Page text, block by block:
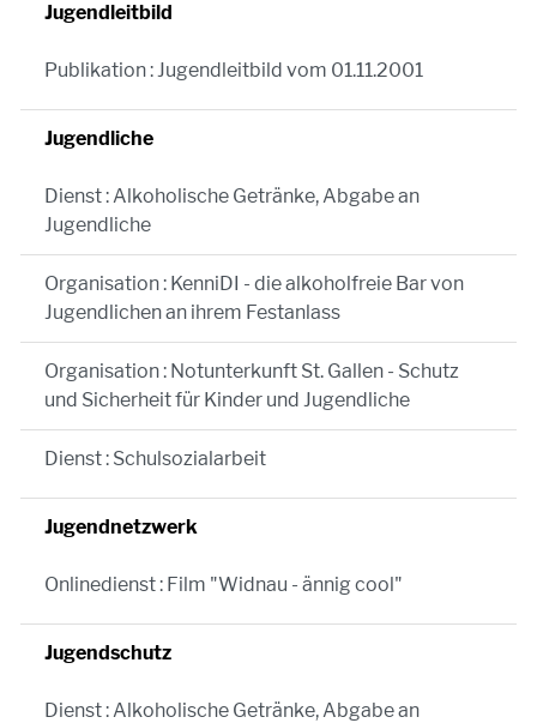
Jugendleitbild
Publikation : Jugendleitbild vom 01.11.2001
Jugendliche
Dienst : Alkoholische Getränke, Abgabe an
Jugendliche
Organisation : KenniDI - die alkoholfreie Bar von
Jugendlichen an ihrem Festanlass
Organisation : Notunterkunft St. Gallen - Schutz
und Sicherheit für Kinder und Jugendliche
Dienst : Schulsozialarbeit
Jugendnetzwerk
Onlinedienst : Film "Widnau - ännig cool"
Jugendschutz
Dienst : Alkoholische Getränke, Abgabe an